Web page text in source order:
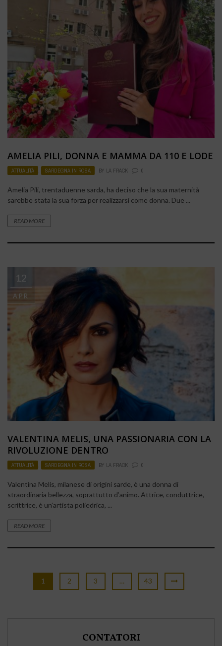
AMELIA PILI, DONNA E MAMMA DA 110 E LODE
ATTUALITÀ , SARDEGNA IN ROSA BY LA FRACK 0
Amelia Pili, trentaduenne sarda, ha deciso che la sua maternità
sarebbe stata la sua forza per realizzarsi come donna. Due ...
READ MORE
12
APR
VALENTINA MELIS, UNA PASSIONARIA CON LA
RIVOLUZIONE DENTRO
ATTUALITÀ , SARDEGNA IN ROSA BY LA FRACK 0
Valentina Melis, milanese di origini sarde, è una donna di
straordinaria bellezza, soprattutto d’animo. Attrice, conduttrice,
scrittrice, è un’artista poliedrica, ...
READ MORE
1 2 3 … 43
CONTATORI